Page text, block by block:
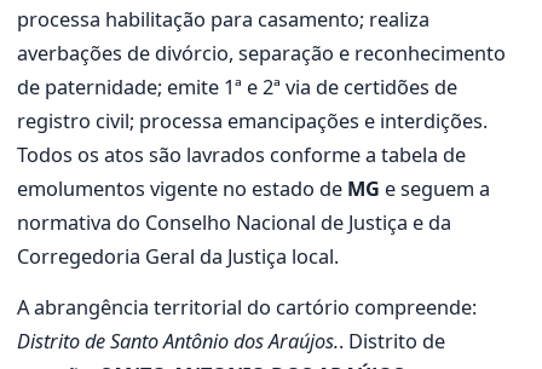
processa habilitação para casamento; realiza
averbações de divórcio, separação e reconhecimento
de paternidade; emite 1ª e 2ª via de certidões de
registro civil; processa emancipações e interdições.
Todos os atos são lavrados conforme a tabela de
emolumentos vigente no estado de MG e seguem a
normativa do Conselho Nacional de Justiça e da
Corregedoria Geral da Justiça local.
A abrangência territorial do cartório compreende:
Distrito de Santo Antônio dos Araújos.. Distrito de